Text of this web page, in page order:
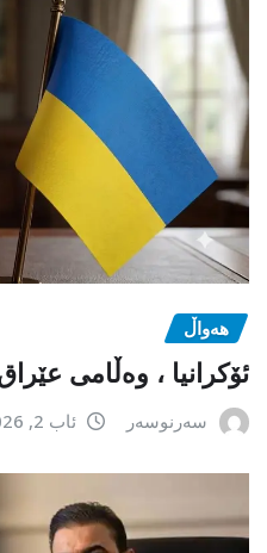
هەواڵ
ئۆکرانیا ، وەڵامی
سەرنوسەر ئاب 2, 2026